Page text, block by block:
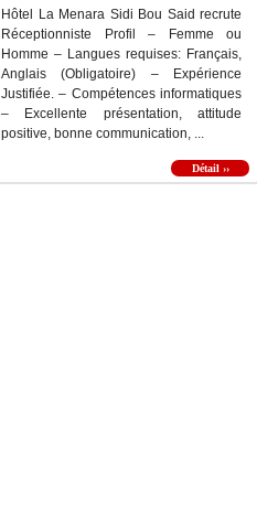
Hôtel La Menara Sidi Bou Said recrute
Réceptionniste Profil – Femme ou
Homme – Langues requises: Français,
Anglais (Obligatoire) – Expérience
Justifiée. – Compétences informatiques
– Excellente présentation, attitude
positive, bonne communication, ...
Détail ››